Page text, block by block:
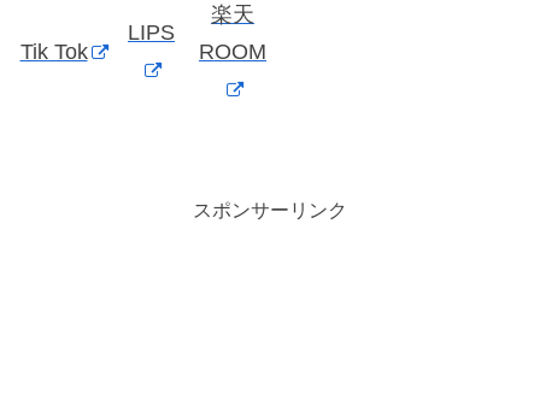
Tik Tok
LIPS
楽天
ROOM
スポンサーリンク